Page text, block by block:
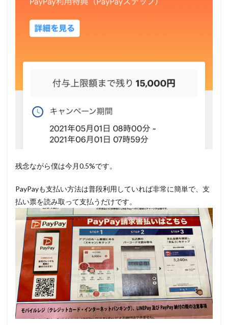
残念ながら僕は今月0.5%です。
PayPayも支払い方法は普段利用していれば非常に簡単で、支
払い票を読み取って支払うだけです。